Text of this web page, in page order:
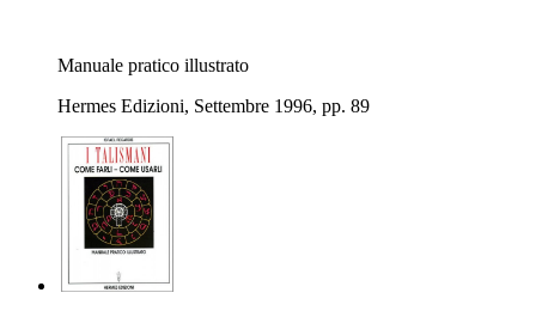
Manuale pratico illustrato
Hermes Edizioni, Settembre 1996, pp. 89